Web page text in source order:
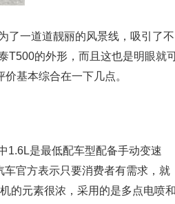
了一道道靓丽的风景线，吸引了不
T500的外形，而且这也是明眼就
基本综合在一下几点。
1.6L是最低配车型配备手动变速
官方表示只要消费者有需求，就
的元素很浓，采用的是多点电喷